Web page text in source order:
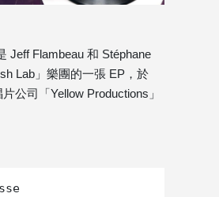
Jeff Flambeau 和 Stéphane
Lab」樂團的一張 EP，於
公司「Yellow Productions」